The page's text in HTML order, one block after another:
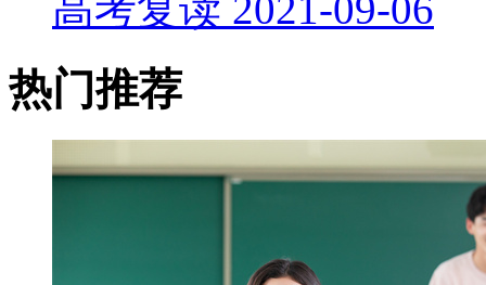
高考复读 2021-09-06
热门推荐